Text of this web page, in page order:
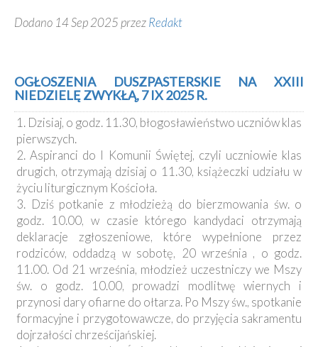
Dodano 14 Sep 2025 przezRedakt
OGŁOSZENIA DUSZPASTERSKIE NA XXIII
NIEDZIELĘ ZWYKŁĄ, 7 IX 2025 R.
1. Dzisiaj, o godz. 11.30, błogosławieństwo uczniów klas
pierwszych.
2. Aspiranci do I Komunii Świętej, czyli uczniowie klas
drugich, otrzymają dzisiaj o 11.30, książeczki udziału w
życiu liturgicznym Kościoła.
3. Dziś potkanie z młodzieżą do bierzmowania św. o
godz. 10.00, w czasie którego kandydaci otrzymają
deklaracje zgłoszeniowe, które wypełnione przez
rodziców, oddadzą w sobotę, 20 września , o godz.
11.00. Od 21 września, młodzież uczestniczy we Mszy
św. o godz. 10.00, prowadzi modlitwę wiernych i
przynosi dary ofiarne do ołtarza. Po Mszy św., spotkanie
formacyjne i przygotowawcze, do przyjęcia sakramentu
dojrzałości chrześcijańskiej.